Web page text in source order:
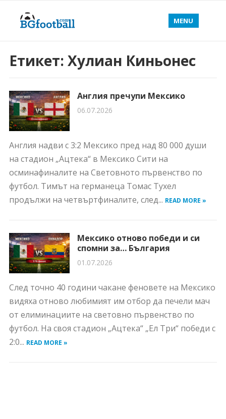
MENU
Етикет: Хулиан Киньонес
Англия пречупи Мексико
06.07.2026
Англия надви с 3:2 Мексико пред над 80 000 души
на стадион „Ацтека“ в Мексико Сити на
осминафиналите на Световното първенство по
футбол. Тимът на германеца Томас Тухел
продължи на четвъртфиналите, след... READ MORE »
Мексико отново победи и си
спомни за… България
01.07.2026
След точно 40 години чакане феновете на Мексико
видяха отново любимият им отбор да печели мач
от елиминациите на световно първенство по
футбол. На своя стадион „Ацтека“ „Ел Три“ победи с
2:0... READ MORE »